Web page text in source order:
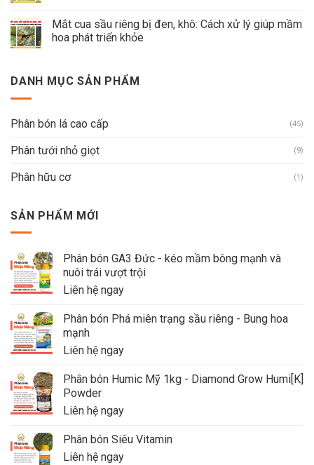
Mắt cua sầu riêng bị đen, khô: Cách xử lý giúp mầm
hoa phát triển khỏe
DANH MỤC SẢN PHẨM
Phân bón lá cao cấp (45)
Phân tưới nhỏ giọt (9)
Phân hữu cơ (1)
SẢN PHẨM MỚI
Phân bón GA3 Đức - kéo mầm bông mạnh và
nuôi trái vượt trội
Liên hệ ngay
Phân bón Phá miên trạng sầu riêng - Bung hoa
mạnh
Liên hệ ngay
Phân bón Humic Mỹ 1kg - Diamond Grow Humi[K]
Powder
Liên hệ ngay
Phân bón Siêu Vitamin
Liên hệ ngay